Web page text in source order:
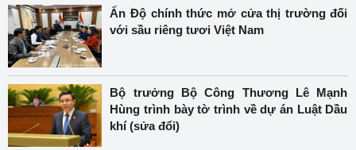
Ấn Độ chính thức mở cửa thị trường đối
với sầu riêng tươi Việt Nam
Bộ trưởng Bộ Công Thương Lê Mạnh
Hùng trình bày tờ trình về dự án Luật Dầu
khí (sửa đổi)